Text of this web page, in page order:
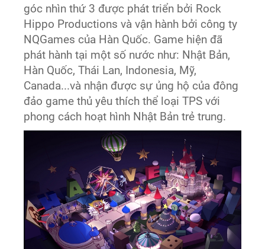
góc nhìn thứ 3 được phát triển bởi Rock
Hippo Productions và vận hành bởi công ty
NQGames của Hàn Quốc. Game hiện đã
phát hành tại một số nước như: Nhật Bản,
Hàn Quốc, Thái Lan, Indonesia, Mỹ,
Canada...và nhận được sự ủng hộ của đông
đảo game thủ yêu thích thể loại TPS với
phong cách hoạt hình Nhật Bản trẻ trung.